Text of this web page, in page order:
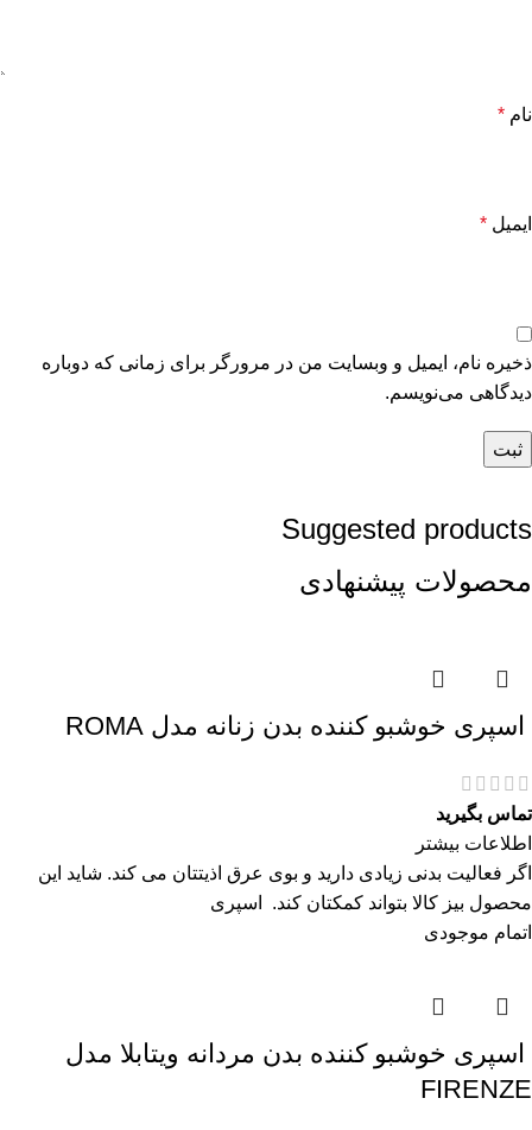
نام *
ایمیل *
ذخیره نام، ایمیل و وبسایت من در مرورگر برای زمانی که دوباره
دیدگاهی می‌نویسم.
Suggested products
محصولات پیشنهادی
اسپری خوشبو کننده بدن زنانه مدل ROMA
تماس بگیرید
اطلاعات بیشتر
اگر فعالیت بدنی زیادی دارید و بوی عرق اذیتتان می کند. شاید این
محصول بیز کالا بتواند کمکتان کند. اسپری
اتمام موجودی
اسپری خوشبو کننده بدن مردانه ویتابلا مدل
FIRENZE